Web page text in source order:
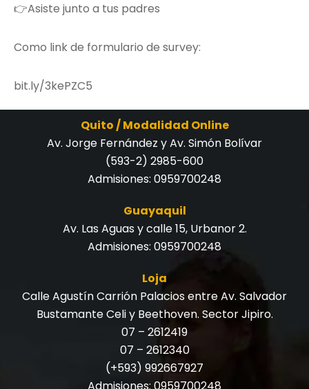
👉Asiste junto a tus padres
Como link de formulario de survey:
bit.ly/3kePZC5
Quito / Modalidad Online
Av. Jorge Fernández y Av. Simón Bolívar
(593-2) 2985-600
Admisiones: 0959700248
Guayaquil
Av. Las Aguas y calle 15, Urbanor 2.
Admisiones: 0959700248
Loja
Calle Agustín Carrión Palacios entre Av. Salvador
Bustamante Celi y Beethoven. Sector Jipiro.
07 – 2612419
07 – 2612340
(+593) 992667927